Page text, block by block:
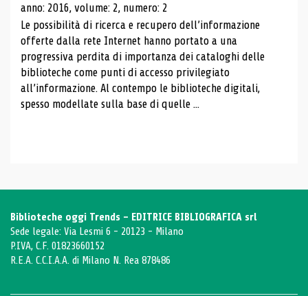
anno: 2016, volume: 2, numero: 2
Le possibilità di ricerca e recupero dell’informazione
offerte dalla rete Internet hanno portato a una
progressiva perdita di importanza dei cataloghi delle
biblioteche come punti di accesso privilegiato
all’informazione. Al contempo le biblioteche digitali,
spesso modellate sulla base di quelle ...
Biblioteche oggi Trends - EDITRICE BIBLIOGRAFICA srl
Sede legale: Via Lesmi 6 - 20123 - Milano
P.IVA, C.F. 01823660152
R.E.A. C.C.I.A.A. di Milano N. Rea 878486